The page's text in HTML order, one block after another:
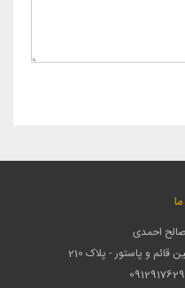
احمدی
و پاستور - پلاک 210